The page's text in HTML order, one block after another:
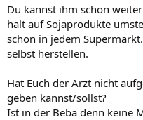
Du kannst ihm schon
halt auf Sojaprodukte
schon in jedem
selbst herstellen.
Hat Euch der Arzt nicht
geben kannst/sollst?
Ist in der Beba denn keine